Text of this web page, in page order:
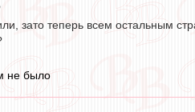
зато теперь всем остальным
не было